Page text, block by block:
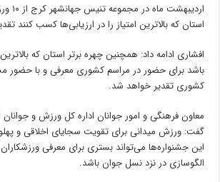
استان که بالاترین امتیاز را در ارزیابی‌ها کسب کنند
افشاری ادامه داد: همچنین چهره برتر استان که
باشد برای حضور در مراسم کشوری معرفی و با حضور
کشوری تقدیر خواهد شد.
معاون فرهنگی و امور جوانان اداره کل ورزش و جوانان
گفت: ورزش میدانی برای تقویت سجایای اخلاقی و
این جشنواره‌ها می‌تواند بستری برای معرفی
الگوسازی در نزد نسل جوان باشد.